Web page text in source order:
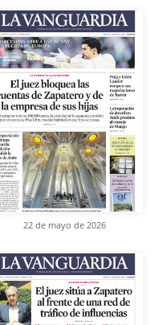
22 de mayo de 2026